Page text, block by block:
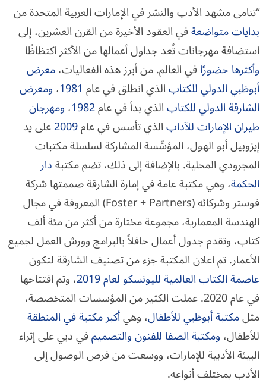
“تنامى مشهد الأدب والنشر في الإمارات العربية المتحدة من
بدايات متواضعةفي العقود الأخيرة من القرن العشرين، إلى
استضافة مهرجانات تُعد جداول أعمالها من الأكثر اكتظاظًا
وأكثرها حضورًافي العالم. من أبرز هذه الفعاليات،معرض
أبوظبي الدولي للكتابالذي انطلق في عام 1981،ومعرض
الشارقة الدولي للكتابالذي بدأ في عام1982،ومهرجان
طيران الإمارات للآدابالذي تأسس في عام2009على يد
إيزوبيل أبو الهول، المؤسِّسة المشاركة لسلسلة مكتبات
المجرودي المحلية. بالإضافة إلى ذلك، تضم مكتبةدار
الحكمة، وهي مكتبة عامة في إمارة الشارقة صممتها شركة
فوستر وشركائه (Foster + Partners) المعروفة في مجال
الهندسة المعمارية، مجموعة مختارة من أكثر من مئة ألف
كتاب، وتقدم جدول أعمال حافلاً بالبرامج وورش العمل لجميع
الأعمار. تم اعلان المكتبة جزء من تصنيف الشارقة لتكون
عاصمة الكتاب العالمية لليونسكو لعام 2019
، وتم افتتاحها
في عام 2020. عملت الكثير من المؤسسات المتخصصة،
مثلمكتبة أبوظبي للأطفال، وهيأكبر مكتبة في المنطقة
للأطفال،ومكتبة الصفا للفنون والتصميمفي دبي على إثراء
البيئة الأدبية للإمارات، ووسعت من فرص الوصول إلى
الأدب بمختلف أنواعه.